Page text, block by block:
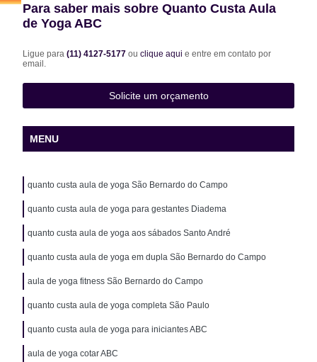
Para saber mais sobre Quanto Custa Aula
de Yoga ABC
Ligue para(11) 4127-5177ouclique aqui e entre em contato por
email.
Solicite um orçamento
MENU
quanto custa aula de yoga São Bernardo do Campo
quanto custa aula de yoga para gestantes Diadema
quanto custa aula de yoga aos sábados Santo André
quanto custa aula de yoga em dupla São Bernardo do Campo
aula de yoga fitness São Bernardo do Campo
quanto custa aula de yoga completa São Paulo
quanto custa aula de yoga para iniciantes ABC
aula de yoga cotar ABC